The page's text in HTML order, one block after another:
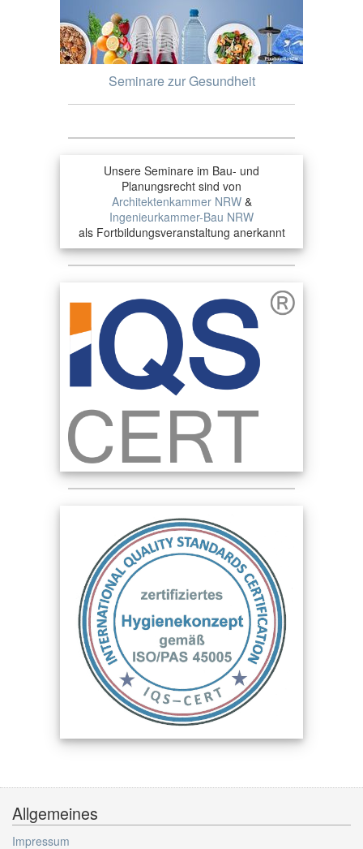
Seminare zur Gesundheit
Unsere Seminare im Bau- und
Planungsrecht sind von
Architektenkammer NRW&
Ingenieurkammer-Bau NRW
als Fortbildungsveranstaltung anerkannt
Allgemeines
Impressum